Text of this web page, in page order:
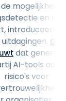
de
en
introduceert
dat
AI-tools
risico's voor